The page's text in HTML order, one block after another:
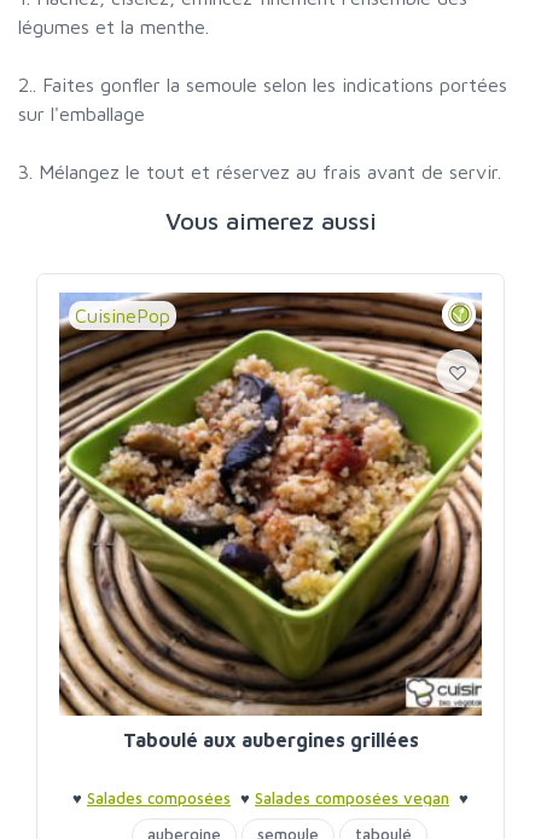
légumes et la menthe.
2.. Faites gonfler la semoule selon les indications portées
sur l'emballage
3. Mélangez le tout et réservez au frais avant de servir.
Vous aimerez aussi
CuisinePop
Taboulé aux aubergines grillées
♥ Salades composées ♥ Salades composées vegan ♥
Barbecue entre amis ♥Barbecue entre amis
aubergine semoule taboulé